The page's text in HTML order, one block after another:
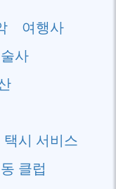
여행사
사
택시 서비스
클럽